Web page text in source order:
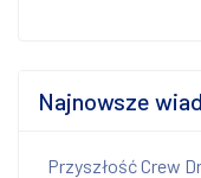
Najnowsze
Przyszłość Crew